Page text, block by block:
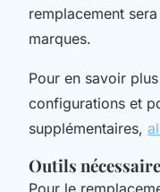
remplacement
marques.
Pour en savoir
configurations et
supplémentaires,
Outils
Pour le